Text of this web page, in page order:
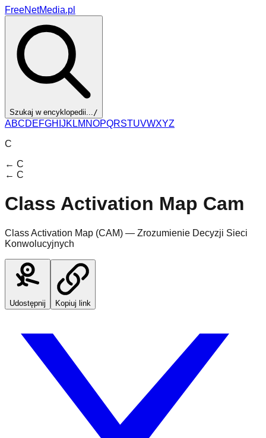
FreeNetMedia.pl
Szukaj w encyklopedii.../
ABCDEFGH JK LM NOPQRSTUVWXYZ
C
← C
← C
Class Activation Map Cam
Class Activation Map (CAM) — Zrozumienie Decyzji Sieci
Konwolucyjnych
Udostępnij Kopiuj link